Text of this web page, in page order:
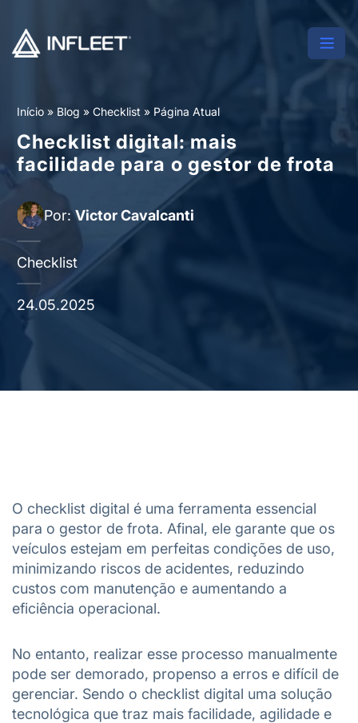
Início » Blog » Checklist » Página Atual
Checklist digital: mais
facilidade para o gestor de frota
Por:Victor Cavalcanti
Checklist
24.05.2025
O checklist digital é uma ferramenta essencial
para o gestor de frota. Afinal, ele garante que os
veículos estejam em perfeitas condições de uso,
minimizando riscos de acidentes, reduzindo
custos com manutenção e aumentando a
eficiência operacional.
No entanto, realizar esse processo manualmente
pode ser demorado, propenso a erros e difícil de
gerenciar. Sendo o checklist digital uma solução
tecnológica que traz mais facilidade, agilidade e